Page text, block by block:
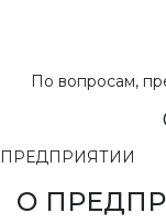
По вопросам,
ПРЕДПРИЯТИИ
О